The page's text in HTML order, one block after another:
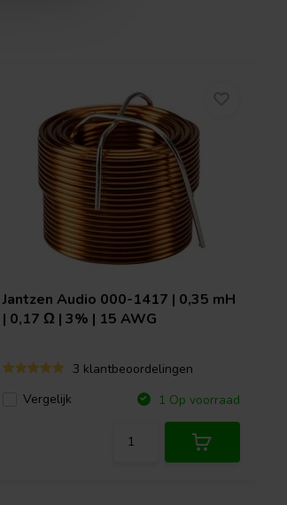
Jantzen Audio 000-1417 | 0,35 mH
| 0,17 Ω | 3% | 15 AWG
3 klantbeoordelingen
Vergelijk
1 Op voorraad